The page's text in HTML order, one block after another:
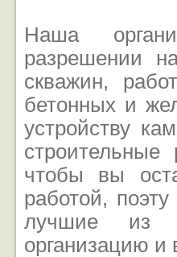
Наша
разрешении
скважин,
бетонных и
устройству
чтобы вы
работой,
лучшие из
организацию и